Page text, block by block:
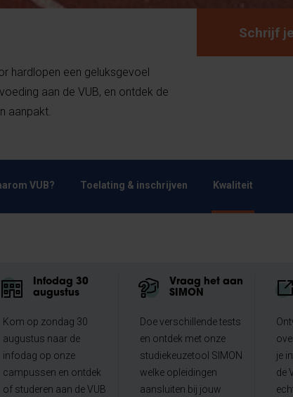
hardlopen een geluksgevoel
aan de VUB, en ontdek de
aanpakt.
Schrijf
VUB? Toelating & inschrijven Kwaliteit
Infodag 30
augustus
Kom op zondag 30
augustus naar de
infodag op onze
campussen en ontdek
of studeren aan de VUB
Vraag het aan
SIMON
Doe verschillende tests
en ontdek met onze
studiekeuzetool SIMON
welke opleidingen
aansluiten bij jouw
je
de